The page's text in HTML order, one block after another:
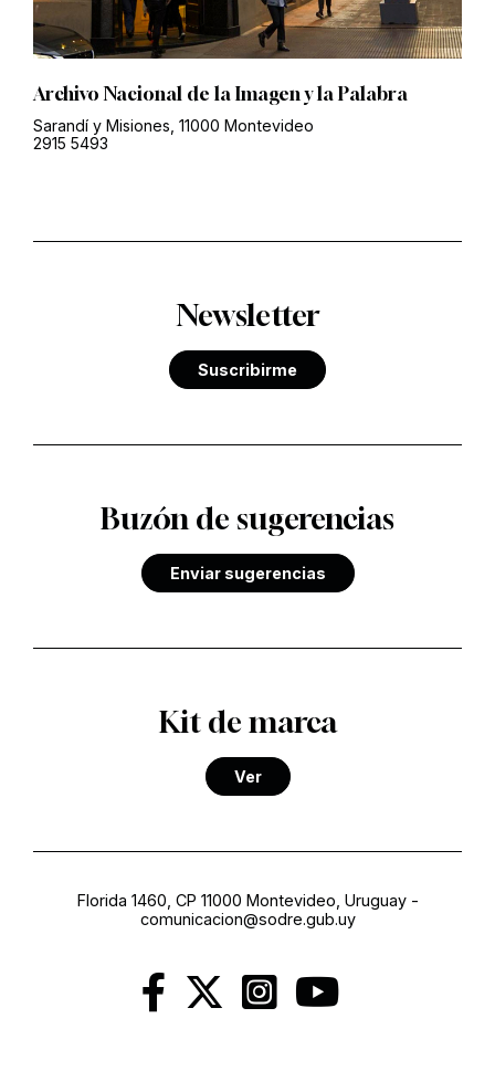
Archivo Nacional de la Imagen y la Palabra
Sarandí y Misiones, 11000 Montevideo
2915 5493
Newsletter
Suscribirme
Buzón de sugerencias
Enviar sugerencias
Kit de marca
Ver
Florida 1460, CP 11000 Montevideo, Uruguay-
comunicacion@sodre.gub.uy